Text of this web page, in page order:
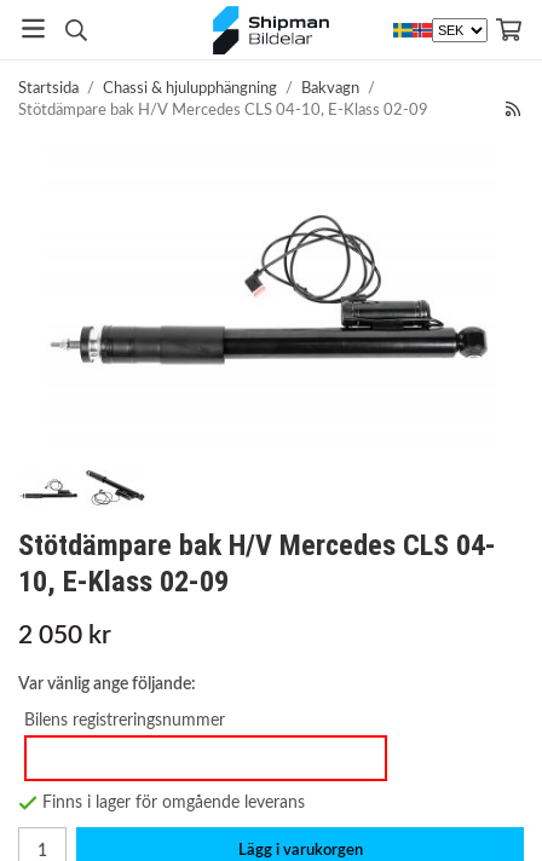
Startsida / Chassi & hjulupphängning / Bakvagn /
Stötdämpare bak H/V Mercedes CLS 04-10, E-Klass 02-09
Stötdämpare bak H/V Mercedes CLS 04-
10, E-Klass 02-09
2 050 kr
Var vänlig ange följande:
Bilens registreringsnummer
Finns i lager för omgående leverans
Lägg i varukorgen